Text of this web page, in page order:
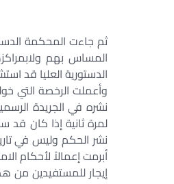
ثم جاءت المحكمة
المساس بهم
الدستورية العليا قد
أبرمت إعمالاً لأحكام
إيجار للمستفيدين من